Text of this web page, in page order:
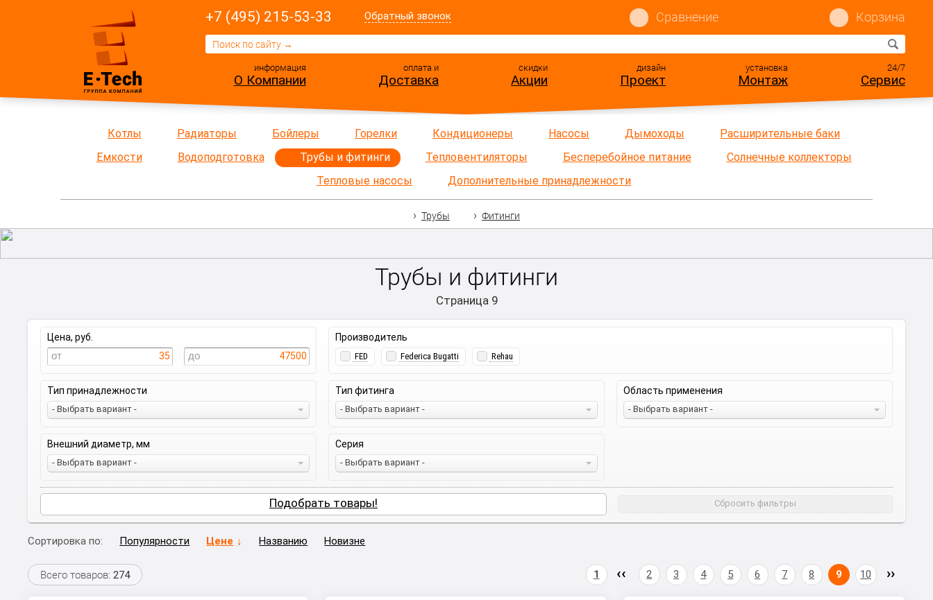
+7 (495) 215-53-33 Обратный звонок Сравнение Корзина
информация
О Компании
оплата и
Доставка
скидки
Акции
дизайн
Проект
установка
Монтаж
24/7
Сервис
Котлы Радиаторы Бойлеры Горелки Кондиционеры Насосы Дымоходы
Расширительные баки
Емкости
Водоподготовка Трубы и фитинги Тепловентиляторы Бесперебойное питание
Солнечные коллекторы
Тепловые насосы
Дополнительные принадлежности
Трубы Фитинги
Трубы и фитинги
Страница 9
Цена, руб.
35
47500
Производитель
FED Federica Bugatti Rehau
Тип принадлежности
- Выбрать вариант -
Тип фитинга
- Выбрать вариант -
Область применения
- Выбрать вариант -
Внешний диаметр, мм
- Выбрать вариант -
Серия
- Выбрать вариант -
Подобрать товары! Сбросить фильтры
Сортировка по: Популярности Цене Названию Новизне
Всего товаров:274 1 2 3 4 5 6 7 8 9 10